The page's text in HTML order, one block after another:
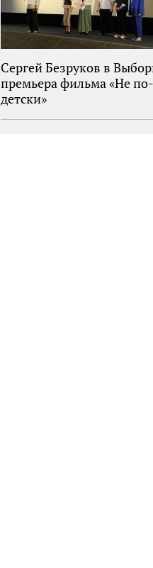
Сергей Безруков в
премьера фильма «Не по-
детски»